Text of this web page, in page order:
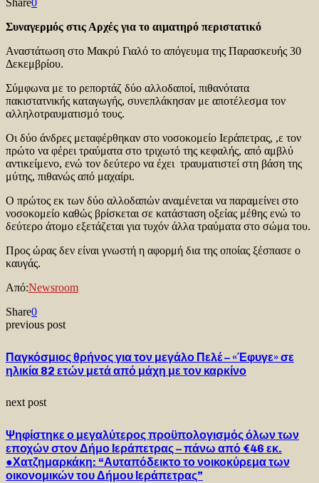
Συναγερμός στις Αρχές για το αιματηρό περιστατικό
Αναστάτωση στο Μακρύ Γιαλό το απόγευμα της Παρασκευής 30
Δεκεμβρίου.
Σύμφωνα με το ρεπορτάζ δύο αλλοδαποί, πιθανότατα
πακιστατνικής καταγωγής, συνεπλάκησαν με αποτέλεσμα τον
αλληλοτραυματισμό τους.
Οι δύο άνδρες μεταφέρθηκαν στο νοσοκομείο Ιεράπετρας, ,ε τον
πρώτο να φέρει τραύματα στο τριχωτό της κεφαλής, από αμβλύ
αντικείμενο, ενώ τον δεύτερο να έχει τραυματιστεί στη βάση της
μύτης, πιθανώς από μαχαίρι.
Ο πρώτος εκ των δύο αλλοδαπών αναμένεται να παραμείνει στο
νοσοκομείο καθώς βρίσκεται σε κατάσταση οξείας μέθης ενώ το
δεύτερο άτομο εξετάζεται για τυχόν άλλα τραύματα στο σώμα του.
Προς ώρας δεν είναι γνωστή η αφορμή δια της οποίας ξέσπασε ο
καυγάς.
Από:Newsroom
Share0
previous post
Παγκόσμιος θρήνος για τον μεγάλο Πελέ – «Έφυγε» σε
ηλικία 82 ετών μετά από μάχη με τον καρκίνο
next post
Ψηφίστηκε ο μεγαλύτερος προϋπολογισμός όλων των
εποχών στον Δήμο Ιεράπετρας – πάνω από €46 εκ.
●Χατζημαρκάκη: “Αυταπόδεικτο το νοικοκύρεμα των
οικονομικών του Δήμου Ιεράπετρας”